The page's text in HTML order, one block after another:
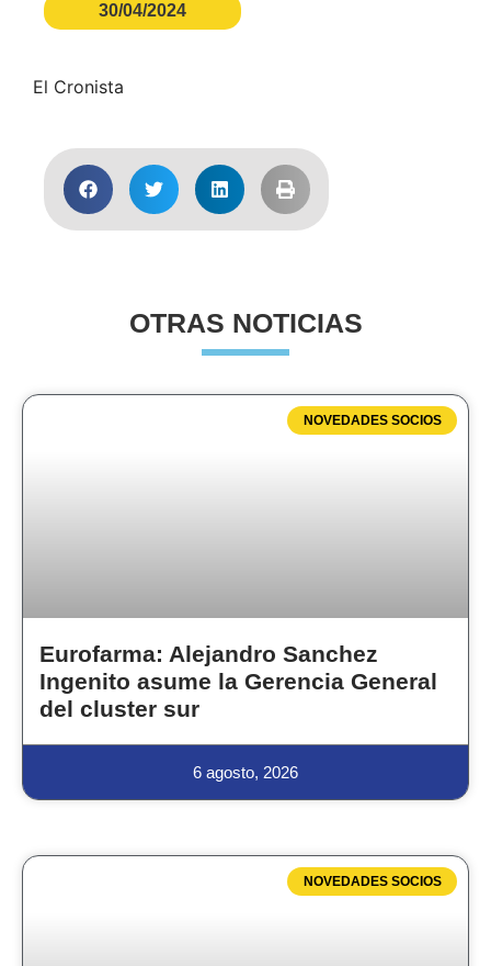
30/04/2024
El Cronista
OTRAS NOTICIAS
NOVEDADES SOCIOS
Eurofarma: Alejandro Sanchez
Ingenito asume la Gerencia General
del cluster sur
6 agosto, 2026
NOVEDADES SOCIOS